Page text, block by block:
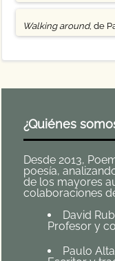
Walking around, de
¿Quiénes
Desde 2013,
poesía,
de los mayores
colaboraciones
David
Profesor y
Paulo